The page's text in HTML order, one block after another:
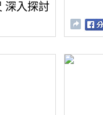
深入探討